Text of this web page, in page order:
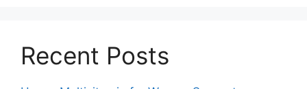
Recent Posts